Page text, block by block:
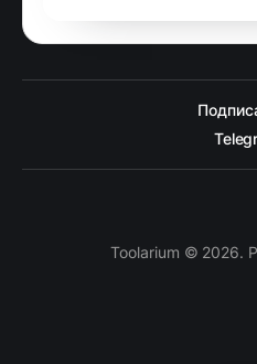
Toolarium © 2026.